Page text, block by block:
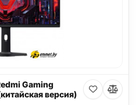
Gaming
версия)